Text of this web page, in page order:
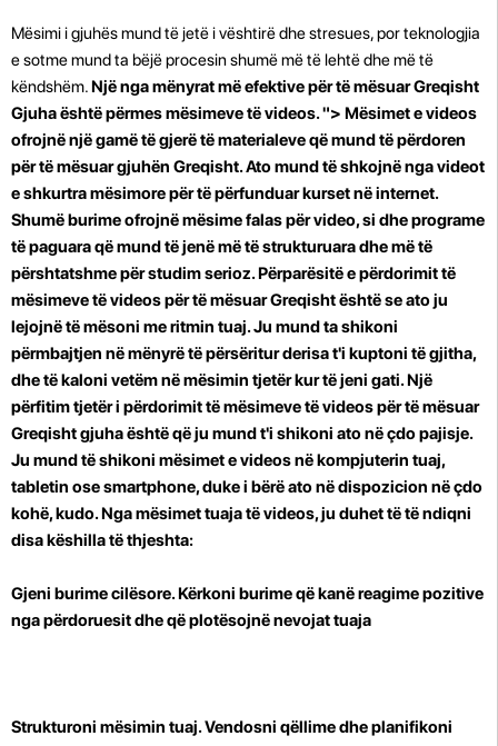
Mësimi i gjuhës mund të jetë i vështirë dhe stresues, por teknologjia
e sotme mund ta bëjë procesin shumë më të lehtë dhe më të
këndshëm.Një nga mënyrat më efektive për të mësuar Greqisht
Gjuha është përmes mësimeve të videos. "> Mësimet e videos
ofrojnë një gamë të gjerë të materialeve që mund të përdoren
për të mësuar gjuhën Greqisht. Ato mund të shkojnë nga videot
e shkurtra mësimore për të përfunduar kurset në internet.
Shumë burime ofrojnë mësime falas për video, si dhe programe
të paguara që mund të jenë më të strukturuara dhe më të
përshtatshme për studim serioz. Përparësitë e përdorimit të
mësimeve të videos për të mësuar Greqisht është se ato ju
lejojnë të mësoni me ritmin tuaj. Ju mund ta shikoni
përmbajtjen në mënyrë të përsëritur derisa t'i kuptoni të gjitha,
dhe të kaloni vetëm në mësimin tjetër kur të jeni gati. Një
përfitim tjetër i përdorimit të mësimeve të videos për të mësuar
Greqisht gjuha është që ju mund t'i shikoni ato në çdo pajisje.
Ju mund të shikoni mësimet e videos në kompjuterin tuaj,
tabletin ose smartphone, duke i bërë ato në dispozicion në çdo
kohë, kudo. Nga mësimet tuaja të videos, ju duhet tëtë ndiqni
disa këshilla të thjeshta:
Gjeni burime cilësore. Kërkoni burime që kanë reagime pozitive
nga përdoruesit dhe që plotësojnë nevojat tuaja
Strukturoni mësimin tuaj. Vendosni qëllime dhe planifikoni